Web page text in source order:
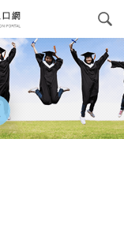
略過字型切